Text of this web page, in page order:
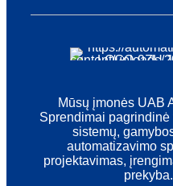
Mūsų įmonės UAB
Sprendimai
sistemų,
automatizavimo
projektavimas,
prekyba.